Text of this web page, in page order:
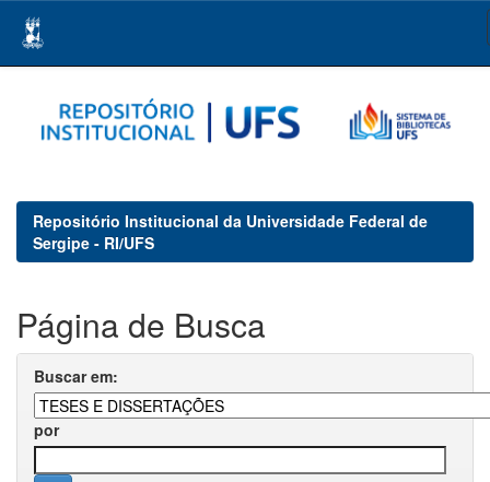
navigation
Repositório Institucional da Universidade Federal de
Sergipe - RI/UFS
Página de Busca
Buscar em:
por